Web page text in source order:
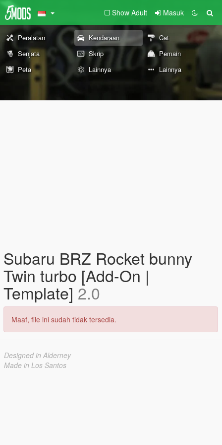
Show Adult Masuk
Peralatan Kendaraan
Cat
Senjata
Skrip
Pemain
Peta
Lainnya Lainnya
Subaru BRZ Rocket bunny
Twin turbo [Add-On |
Template] 2.0
Maaf, file ini sudah tidak tersedia.
Designed in Alderney
Made in Los Santos